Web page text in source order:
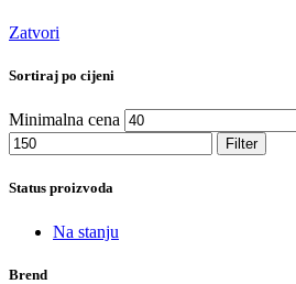
Zatvori
Sortiraj po cijeni
Minimalna cena
Filter
Status proizvoda
Na stanju
Brend